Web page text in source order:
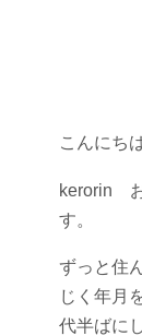
こんにち
kerorin
す。
ずっと住
じく年月
代半ばに